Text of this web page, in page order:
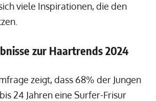
viele Inspirationen, die den
zur Haartrends 2024
zeigt, dass 68% der Jungen
24 Jahren eine Surfer-Frisur